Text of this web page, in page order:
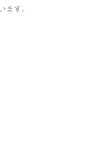
ます。